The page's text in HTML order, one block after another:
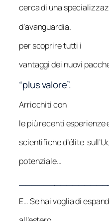
cerca di una
d’avanguardia.
per scoprire tutti i
vantaggi dei nuovi
“plus valore”.
Arricchiti con
le più recenti esperienze
scientifiche d’élite
potenziale…
E… Se hai voglia di